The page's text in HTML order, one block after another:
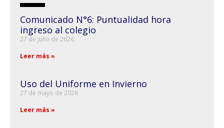
Comunicado N°6: Puntualidad hora
ingreso al colegio
27 de julio de 2026
Leer más »
Uso del Uniforme en Invierno
27 de mayo de 2026
Leer más »